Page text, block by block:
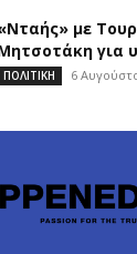
με
για
ΠΟΛΙΤΙΚΗ 6